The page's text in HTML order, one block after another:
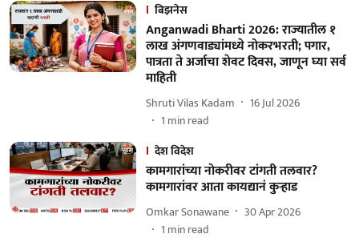
बिझनेस
Anganwadi Bharti 2026: राज्यातील १
लाख अंगणवाड्यांमध्ये नोकरभरती; पगार,
पात्रता ते अर्जाचा शेवट दिवस, जाणून घ्या सर्व
माहिती
Shruti Vilas Kadam
16 Jul 2026
1 min read
देश विदेश
कामगारांच्या नोकरीवर टांगती तलवार?
कामगारांवर आता कायद्यानं कुऱ्हाड
Omkar Sonawane
30 Apr 2026
1 min read